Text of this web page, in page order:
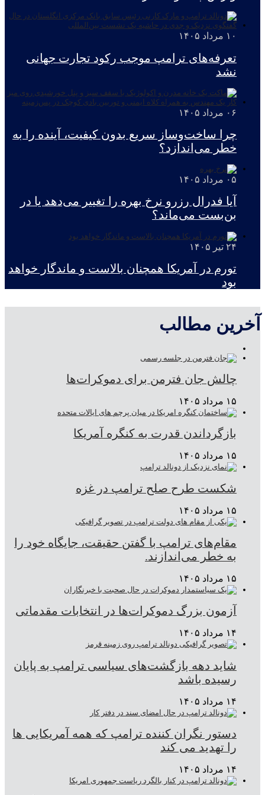
۱۰ مرداد ۱۴۰۵
تعرفه‌های ترامپ موجب رکود تجارت جهانی
نشد
۰۶ مرداد ۱۴۰۵
چرا ساخت‌وساز سریع بدون کیفیت، آینده را به
خطر می‌اندازد؟
۰۵ مرداد ۱۴۰۵
آیا فدرال رزرو نرخ بهره را تغییر می‌دهد یا در
بن‌بست می‌ماند؟
۲۴ تیر ۱۴۰۵
تورم در آمریکا همچنان بالاست و ماندگار خواهد
بود
آخرین مطالب
چالش جان فترمن برای دموکرات‌ها
۱۵ مرداد ۱۴۰۵
بازگرداندن قدرت به کنگره آمریکا
۱۵ مرداد ۱۴۰۵
شکست طرح صلح ترامپ در غزه
۱۵ مرداد ۱۴۰۵
مقام‌های ترامپ با گفتن حقیقت، جایگاه خود را
به خطر می‌اندازند.
۱۵ مرداد ۱۴۰۵
آزمون بزرگ دموکرات‌ها در انتخابات مقدماتی
۱۴ مرداد ۱۴۰۵
شاید دهه بازگشت‌های سیاسی ترامپ به پایان
رسیده باشد
۱۴ مرداد ۱۴۰۵
دستور نگران کننده ترامپ که همه آمریکایی ها
را تهدید می کند
۱۴ مرداد ۱۴۰۵